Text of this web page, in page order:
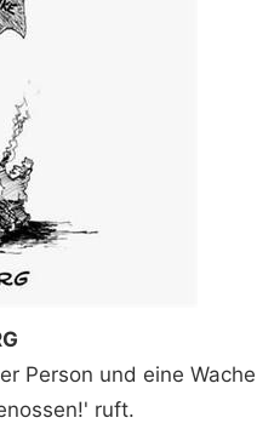
Person und eine Wache
ruft.